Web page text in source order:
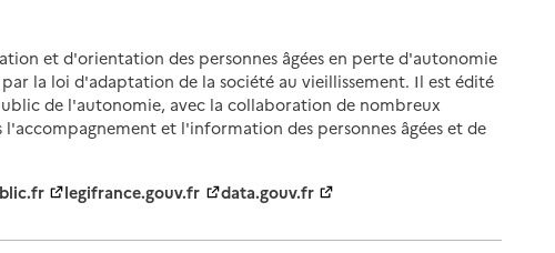
et d'orientation des personnes âgées en perte d'autonomie
la loi d'adaptation de la société au vieillissement. Il est édité
de l'autonomie, avec la collaboration de nombreux
l'accompagnement et l'information des personnes âgées et de
legifrance.gouv.fr data.gouv.fr